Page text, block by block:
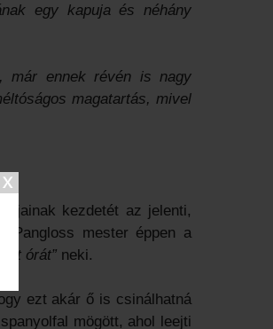
egy kapuja és néhány
már ennek révén is nagy
magatartás, mivel
kezdetét az jelenti,
Pangloss mester éppen a
órát” neki.
ezt akár ő is csinálhatná
mögött, ahol leejti